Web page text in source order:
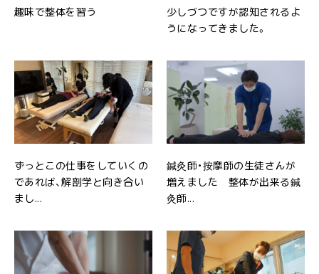
趣味で整体を習う
少しづつですが認知されるよ
うになってきました。
ずっとこの仕事をしていくの
であれば、解剖学と向き合い
まし...
鍼灸師・按摩師の生徒さんが
増えました 整体が出来る鍼
灸師...